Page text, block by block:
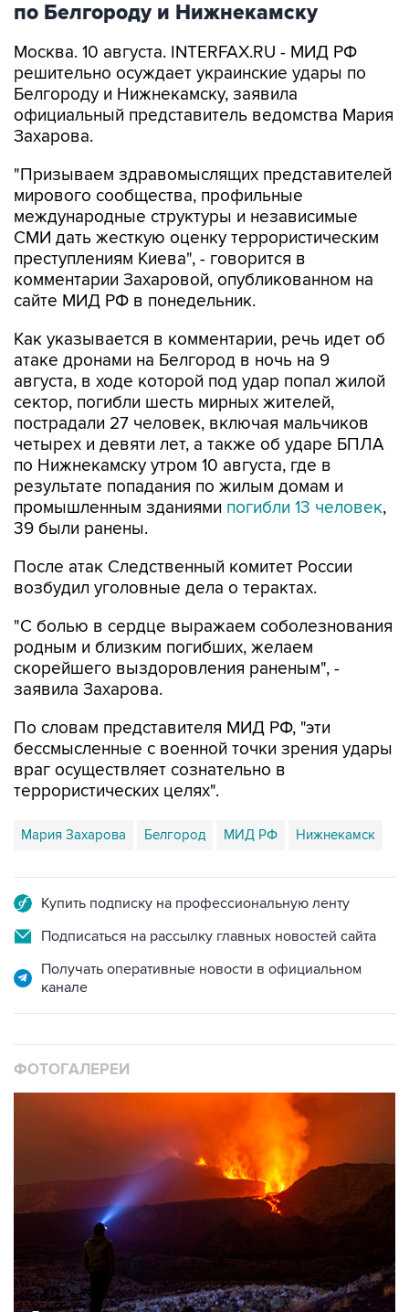
Москва. 10 августа. INTERFAX.RU - МИД РФ
Белгороду и Нижнекамску, заявила
официальный представитель ведомства Мария
Захарова.
"Призываем здравомыслящих представителей
международные структуры и независимые
СМИ дать жесткую оценку террористическим
преступлениям Киева", - говорится в
комментарии Захаровой, опубликованном на
сайте МИД РФ в понедельник.
Как указывается в комментарии, речь идет об
августа, в ходе которой под удар попал жилой
сектор, погибли шесть мирных жителей,
пострадали 27 человек, включая мальчиков
четырех и девяти лет, а также об ударе БПЛА
по Нижнекамску утром 10 августа, где в
результате попадания по жилым домам и
промышленным зданиямипогибли 13 человек
39 были ранены.
После атак Следственный комитет России
"С болью в сердце выражаем соболезнования
скорейшего выздоровления раненым", -
заявила Захарова.
По словам представителя МИД РФ, "эти
враг осуществляет сознательно в
террористических целях".
Мария Захарова Белгород
Подписаться на рассылку главных новостей сайта
Получать оперативные новости в официальном
10